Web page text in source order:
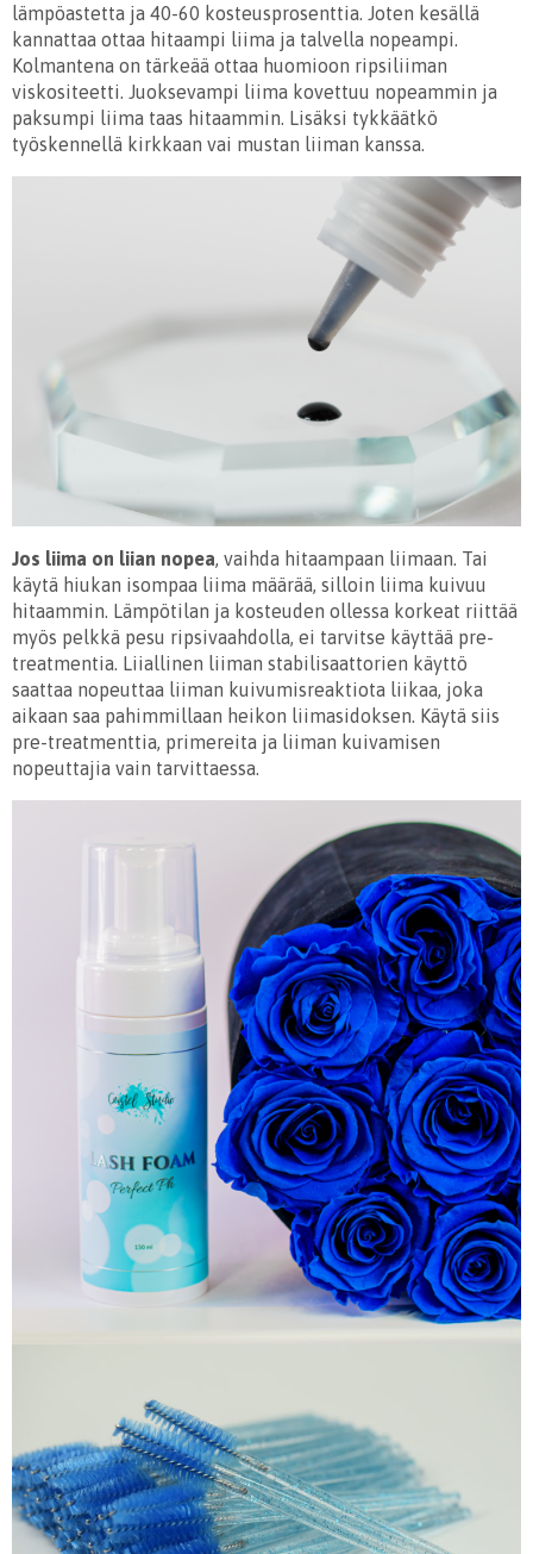
lämpöastetta ja 40-60 kosteusprosenttia. Joten kesällä
kannattaa ottaa hitaampi liima ja talvella nopeampi.
Kolmantena on tärkeää ottaa huomioon ripsiliiman
viskositeetti. Juoksevampi liima kovettuu nopeammin ja
paksumpi liima taas hitaammin. Lisäksi tykkäätkö
työskennellä kirkkaan vai mustan liiman kanssa.
Jos liima on liian nopea , vaihda hitaampaan liimaan. Tai
käytä hiukan isompaa liima määrää, silloin liima kuivuu
hitaammin. Lämpötilan ja kosteuden ollessa korkeat riittää
myös pelkkä pesu ripsivaahdolla, ei tarvitse käyttää pre-
treatmentia. Liiallinen liiman stabilisaattorien käyttö
saattaa nopeuttaa liiman kuivumisreaktiota liikaa, joka
aikaan saa pahimmillaan heikon liimasidoksen. Käytä siis
pre-treatmenttia, primereita ja liiman kuivamisen
nopeuttajia vain tarvittaessa.